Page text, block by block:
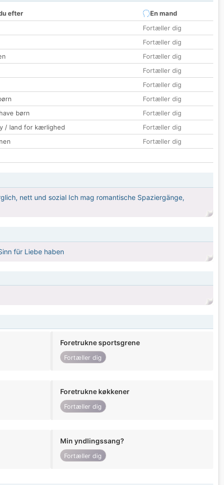
efter
En mand
Fortæller dig
Fortæller dig
Fortæller dig
Fortæller dig
Fortæller dig
Fortæller dig
børn
Fortæller dig
/ land for kærlighed
Fortæller dig
Fortæller dig
nett und sozial Ich mag romantische Spaziergänge,
für Liebe haben
Foretrukne sportsgrene
Fortæller dig
Foretrukne køkkener
Fortæller dig
Min yndlingssang?
Fortæller dig